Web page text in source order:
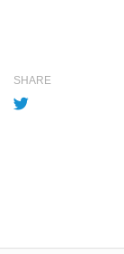
SHARE